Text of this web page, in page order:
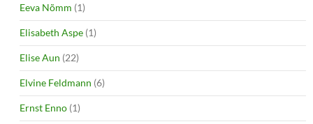
Eeva Nõmm (1)
Elisabeth Aspe (1)
Elise Aun (22)
Elvine Feldmann (6)
Ernst Enno (1)